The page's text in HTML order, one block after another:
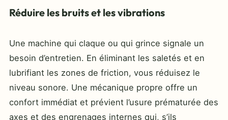
Réduire les bruits et les vibrations
Une machine qui claque ou qui grince signale un
besoin d’entretien. En éliminant les saletés et en
lubrifiant les zones de friction, vous réduisez le
niveau sonore. Une mécanique propre offre un
confort immédiat et prévient l’usure prématurée des
axes et des engrenages internes qui, s’ils